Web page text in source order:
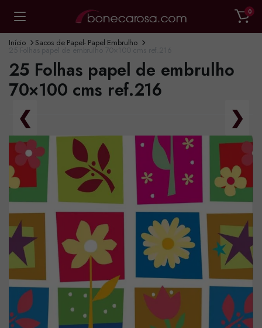
0
Início Sacos de Papel- Papel Embrulho
25 Folhas papel de embrulho 70×100 cms ref.216
25 Folhas papel de embrulho
70×100 cms ref.216
❮ ❯